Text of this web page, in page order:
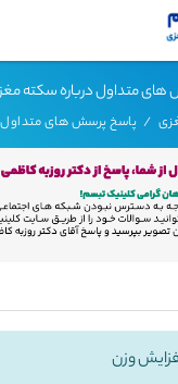
متداول درباره سکته
/ پاسخ پرسش های
وزن